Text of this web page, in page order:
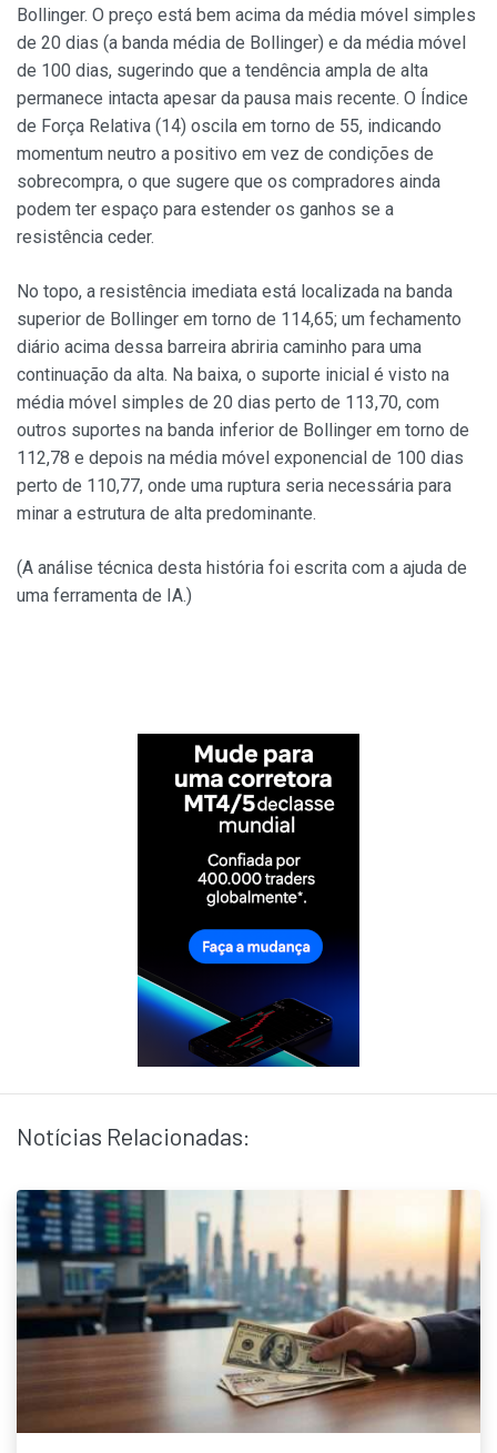
Bollinger. O preço está bem acima da média móvel simples
de 20 dias (a banda média de Bollinger) e da média móvel
de 100 dias, sugerindo que a tendência ampla de alta
permanece intacta apesar da pausa mais recente. O Índice
de Força Relativa (14) oscila em torno de 55, indicando
momentum neutro a positivo em vez de condições de
sobrecompra, o que sugere que os compradores ainda
podem ter espaço para estender os ganhos se a
resistência ceder.
No topo, a resistência imediata está localizada na banda
superior de Bollinger em torno de 114,65; um fechamento
diário acima dessa barreira abriria caminho para uma
continuação da alta. Na baixa, o suporte inicial é visto na
média móvel simples de 20 dias perto de 113,70, com
outros suportes na banda inferior de Bollinger em torno de
112,78 e depois na média móvel exponencial de 100 dias
perto de 110,77, onde uma ruptura seria necessária para
minar a estrutura de alta predominante.
(A análise técnica desta história foi escrita com a ajuda de
uma ferramenta de IA.)
Notícias Relacionadas: